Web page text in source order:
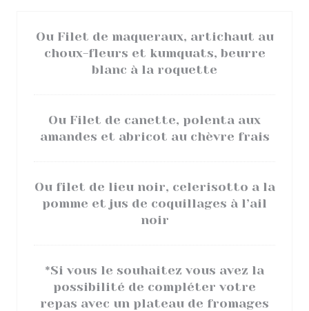
Ou Filet de maqueraux, artichaut au
choux-fleurs et kumquats, beurre
blanc à la roquette
Ou Filet de canette, polenta aux
amandes et abricot au chèvre frais
Ou filet de lieu noir, celerisotto a la
pomme et jus de coquillages à l’ail
noir
*Si vous le souhaitez vous avez la
possibilité de compléter votre
repas avec un plateau de fromages